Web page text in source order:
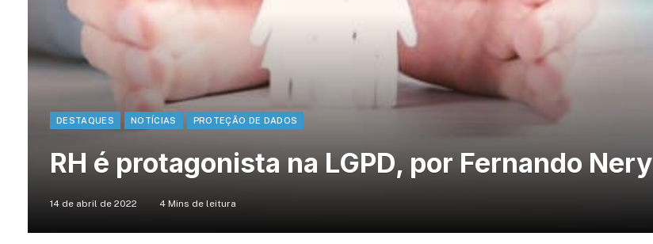
DESTAQUES NOTÍCIAS PROTEÇÃO DE DADOS
RH é protagonista na LGPD, por Fernando Nery
14 de abril de 2022 4 Mins de leitura